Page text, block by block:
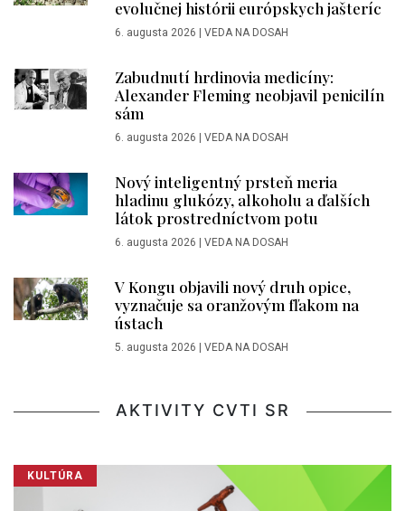
evolučnej histórii európskych jašteríc
6. augusta 2026 VEDA NA DOSAH
Zabudnutí hrdinovia medicíny:
Alexander Fleming neobjavil penicilín
sám
6. augusta 2026 VEDA NA DOSAH
Nový inteligentný prsteň meria
hladinu glukózy, alkoholu a ďalších
látok prostredníctvom potu
6. augusta 2026 VEDA NA DOSAH
V Kongu objavili nový druh opice,
vyznačuje sa oranžovým fľakom na
ústach
5. augusta 2026 VEDA NA DOSAH
AKTIVITY CVTI SR
KULTÚRA